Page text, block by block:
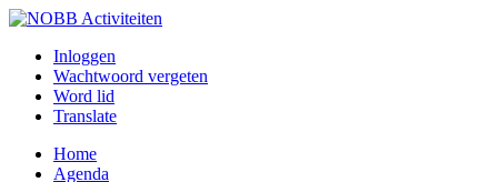
Inloggen
Wachtwoord vergeten
Word lid
Translate
Home
Agenda